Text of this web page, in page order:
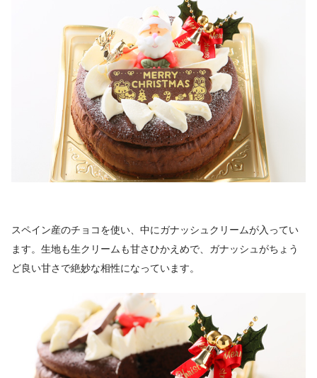
スペイン産のチョコを使い、中にガナッシュクリームが入ってい
ます。生地も生クリームも甘さひかえめで、ガナッシュがちょう
ど良い甘さで絶妙な相性になっています。